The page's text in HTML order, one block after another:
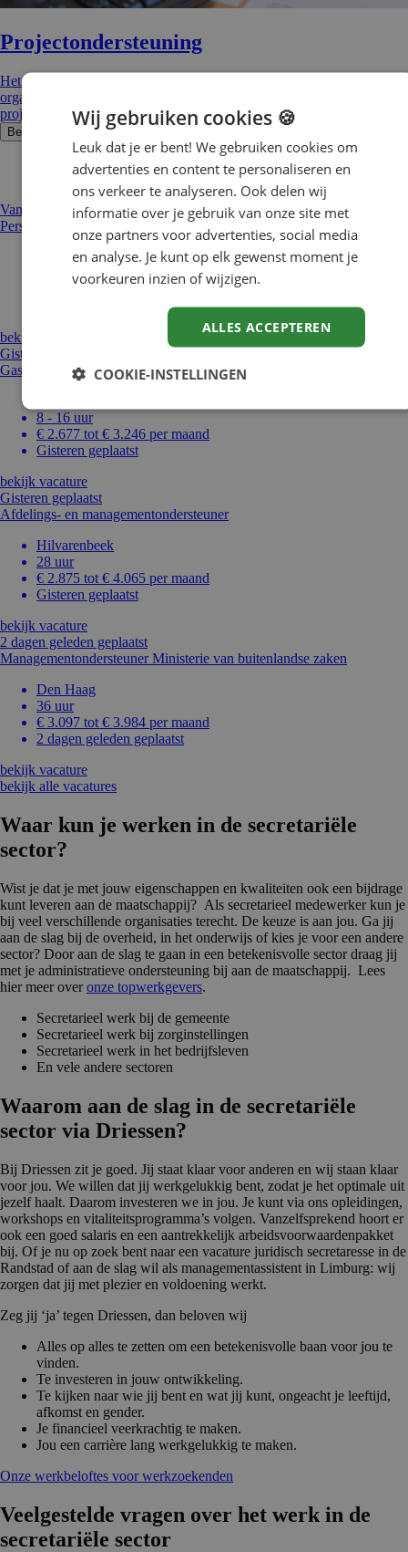
Projecton­der­steu­ning
Het ondersteunen van projectteams met administratieve en
organisatorische taken. Functies kunnen zijn projectassistent,
projectcoördinator of projectondersteuner.
Bekijk vacatures
Nieuwste vacatures
Vandaag geplaatst
Personal assistent gemeente
Arnhem
24 uur
bekijk vacature
Gisteren geplaatst
Gastheer/ gastvrouw Eerste kamer
8 - 16 uur
€ 2.677 tot € 3.246 per maand
Gisteren geplaatst
bekijk vacature
Gisteren geplaatst
Afdelings- en managementondersteuner
Hilvarenbeek
28 uur
€ 2.875 tot € 4.065 per maand
Gisteren geplaatst
bekijk vacature
2 dagen geleden geplaatst
Managementondersteuner Ministerie van buitenlandse zaken
Den Haag
36 uur
€ 3.097 tot € 3.984 per maand
2 dagen geleden geplaatst
bekijk vacature
bekijk alle vacatures
Waar kun je werken in de secretariële
sector?
Wist je dat je met jouw eigenschappen en kwaliteiten ook een bijdrage
kunt leveren aan de maatschappij? Als secretarieel medewerker kun je
bij veel verschillende organisaties terecht. De keuze is aan jou. Ga jij
aan de slag bij de overheid, in het onderwijs of kies je voor een andere
sector? Door aan de slag te gaan in een betekenisvolle sector draag jij
met je administratieve ondersteuning bij aan de maatschappij. Lees
hier meer overonze topwerkgevers.
Secretarieel werk bij de gemeente
Secretarieel werk bij zorginstellingen
Secretarieel werk in het bedrijfsleven
En vele andere sectoren
Waarom aan de slag in de secretariële
sector via Driessen?
Bij Driessen zit je goed. Jij staat klaar voor anderen en wij staan klaar
voor jou. We willen dat jij werkgelukkig bent, zodat je het optimale uit
jezelf haalt. Daarom investeren we in jou. Je kunt via ons opleidingen,
workshops en vitaliteitsprogramma’s volgen. Vanzelfsprekend hoort er
ook een goed salaris en een aantrekkelijk arbeidsvoorwaardenpakket
bij. Of je nu op zoek bent naar een vacature juridisch secretaresse in de
Randstad of aan de slag wil als managementassistent in Limburg: wij
zorgen dat jij met plezier en voldoening werkt.
Zeg jij ‘ja’ tegen Driessen, dan beloven wij
Alles op alles te zetten om een betekenisvolle baan voor jou te
vinden.
Te investeren in jouw ontwikkeling.
Te kijken naar wie jij bent en wat jij kunt, ongeacht je leeftijd,
afkomst en gender.
Je financieel veerkrachtig te maken.
Jou een carrière lang werkgelukkig te maken.
Onze werkbeloftes voor werkzoekenden
Veelgestelde vragen over het werk in de
secretariële sector
Wij gebruiken cookies 🍪
Leuk dat je er bent! We gebruiken cookies om
advertenties en content te personaliseren en
ons verkeer te analyseren. Ook delen wij
informatie over je gebruik van onze site met
onze partners voor advertenties, social media
en analyse. Je kunt op elk gewenst moment je
voorkeuren inzien of wijzigen.
ALLES ACCEPTEREN
COOKIE-INSTELLINGEN